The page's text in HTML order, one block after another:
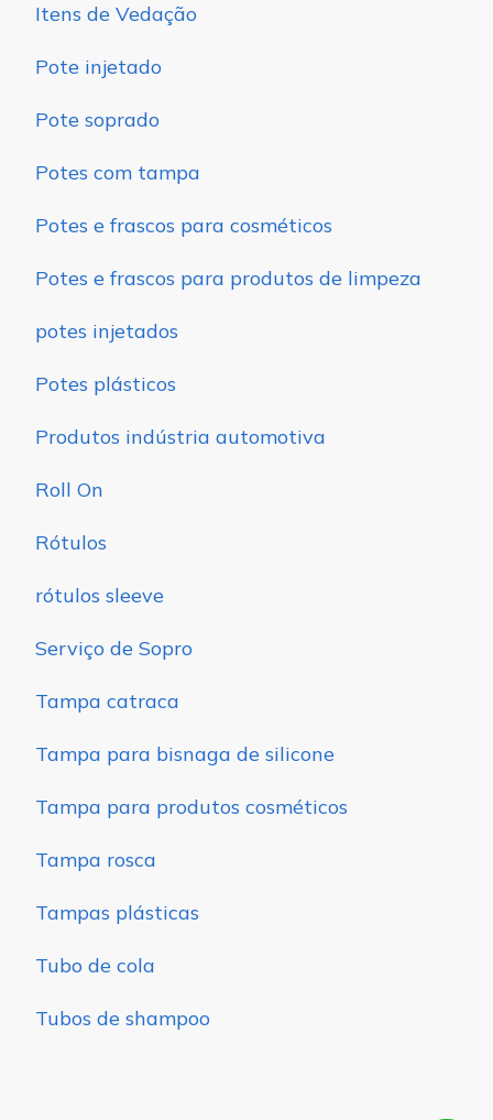
Itens de Vedação
Pote injetado
Pote soprado
Potes com tampa
Potes e frascos para cosméticos
Potes e frascos para produtos de limpeza
potes injetados
Potes plásticos
Produtos indústria automotiva
Roll On
Rótulos
rótulos sleeve
Serviço de Sopro
Tampa catraca
Tampa para bisnaga de silicone
Tampa para produtos cosméticos
Tampa rosca
Tampas plásticas
Tubo de cola
Tubos de shampoo